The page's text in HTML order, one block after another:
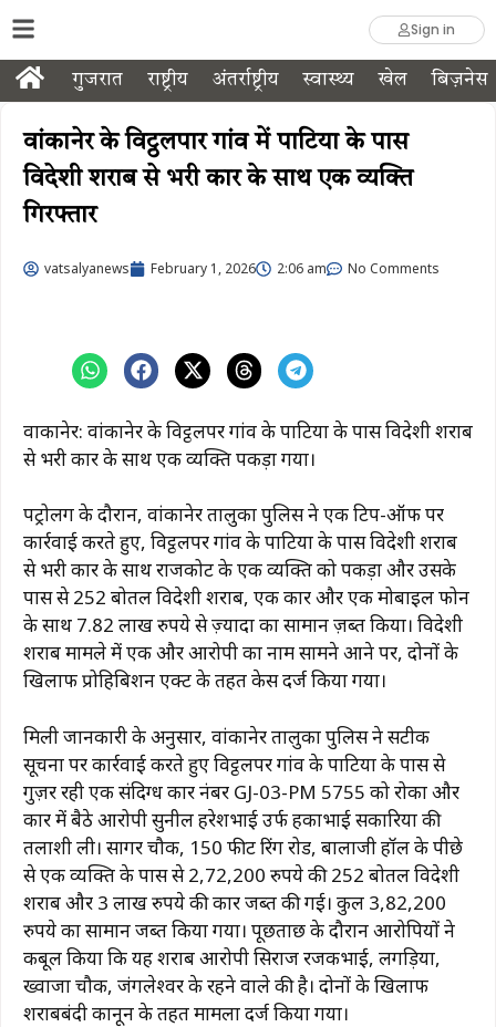
Sign in
गुजरात राष्ट्रीय अंतर्राष्ट्रीय स्वास्थ्य खेल बिज़नेस
वांकानेर के विट्ठलपार गांव में पाटिया के पास
विदेशी शराब से भरी कार के साथ एक व्यक्ति
गिरफ्तार
vatsalyanews February 1, 2026 2:06 am No Comments
वाकानेर: वांकानेर के विट्ठलपर गांव के पाटिया के पास विदेशी शराब
से भरी कार के साथ एक व्यक्ति पकड़ा गया।
पट्रोलिंग के दौरान, वांकानेर तालुका पुलिस ने एक टिप-ऑफ पर
कार्रवाई करते हुए, विट्ठलपर गांव के पाटिया के पास विदेशी शराब
से भरी कार के साथ राजकोट के एक व्यक्ति को पकड़ा और उसके
पास से 252 बोतल विदेशी शराब, एक कार और एक मोबाइल फोन
के साथ 7.82 लाख रुपये से ज़्यादा का सामान ज़ब्त किया। विदेशी
शराब मामले में एक और आरोपी का नाम सामने आने पर, दोनों के
खिलाफ प्रोहिबिशन एक्ट के तहत केस दर्ज किया गया।
मिली जानकारी के अनुसार, वांकानेर तालुका पुलिस ने सटीक
सूचना पर कार्रवाई करते हुए विट्ठलपर गांव के पाटिया के पास से
गुज़र रही एक संदिग्ध कार नंबर GJ-03-PM 5755 को रोका और
कार में बैठे आरोपी सुनील हरेशभाई उर्फ ​​हकाभाई सकारिया की
तलाशी ली। सागर चौक, 150 फीट रिंग रोड, बालाजी हॉल के पीछे
से एक व्यक्ति के पास से 2,72,200 रुपये की 252 बोतल विदेशी
शराब और 3 लाख रुपये की कार जब्त की गई। कुल 3,82,200
रुपये का सामान जब्त किया गया। पूछताछ के दौरान आरोपियों ने
कबूल किया कि यह शराब आरोपी सिराज रजकभाई, लिंगड़िया,
ख्वाजा चौक, जंगलेश्वर के रहने वाले की है। दोनों के खिलाफ
शराबबंदी कानून के तहत मामला दर्ज किया गया।